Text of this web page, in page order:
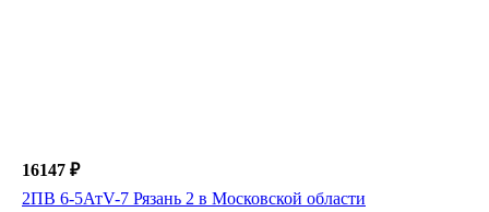
16147 ₽
2ПВ 6-5АтV-7 Рязань 2 в Московской области